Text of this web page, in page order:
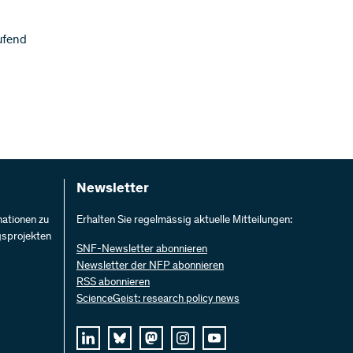
zu
Newsletter
Erhalten Sie regelmässig aktuelle Mitteilungen:
SNF-Newsletter abonnieren
Newsletter der NFP abonnieren
RSS abonnieren
ScienceGeist: research policy news